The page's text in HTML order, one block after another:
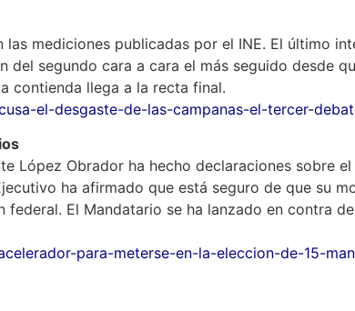
mediciones publicadas por el INE. El último
segundo cara a cara el más seguido desde
contienda llega a la recta final.
el-desgaste-de-las-campanas-el-tercer-
López Obrador ha hecho declaraciones
ha afirmado que está seguro de que su
El Mandatario se ha lanzado en contra
para-meterse-en-la-eleccion-de-15-